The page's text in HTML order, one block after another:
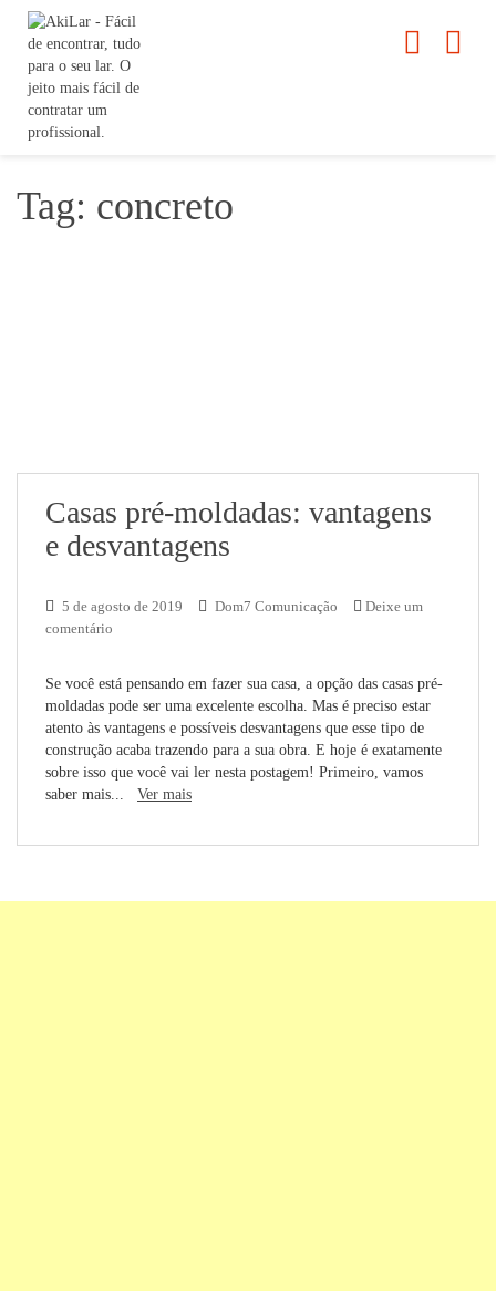
Tag: concreto
Casas pré-moldadas: vantagens
e desvantagens
5 de agosto de 2019 Dom7 Comunicação
Deixe um
comentário
Se você está pensando em fazer sua casa, a opção das casas pré-
moldadas pode ser uma excelente escolha. Mas é preciso estar
atento às vantagens e possíveis desvantagens que esse tipo de
construção acaba trazendo para a sua obra. E hoje é exatamente
sobre isso que você vai ler nesta postagem! Primeiro, vamos
saber mais... Ver mais